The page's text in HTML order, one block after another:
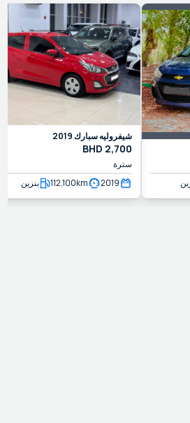
شيفروليهسبارك 2019
BHD 2,700
سترة
2019
112,100km بنزين